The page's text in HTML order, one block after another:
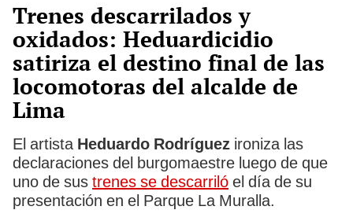
Trenes descarrilados y
oxidados: Heduardicidio
satiriza el destino final de las
locomotoras del alcalde de
Lima
El artista Heduardo Rodríguez ironiza las
declaraciones del burgomaestre luego de que
uno de sus trenes se descarriló el día de su
presentación en el Parque La Muralla.